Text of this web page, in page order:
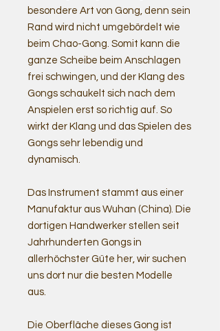
besondere Art von Gong, denn sein
Rand wird nicht umgebördelt wie
beim Chao-Gong. Somit kann die
ganze Scheibe beim Anschlagen
frei schwingen, und der Klang des
Gongs schaukelt sich nach dem
Anspielen erst so richtig auf. So
wirkt der Klang und das Spielen des
Gongs sehr lebendig und
dynamisch.
Das Instrument stammt aus einer
Manufaktur aus Wuhan (China). Die
dortigen Handwerker stellen seit
Jahrhunderten Gongs in
allerhöchster Güte her, wir suchen
uns dort nur die besten Modelle
aus.
Die Oberfläche dieses Gong ist